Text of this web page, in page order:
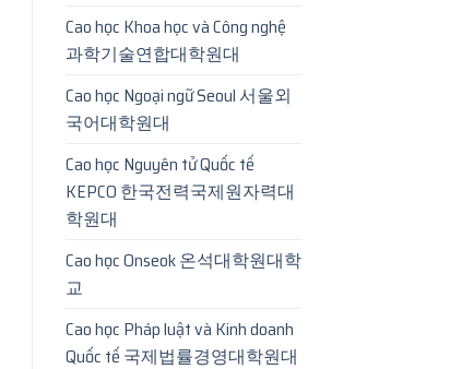
Cao học Khoa học và Công nghệ
과학기술연합대학원대
Cao học Ngoại ngữ Seoul 서울외
국어대학원대
Cao học Nguyên tử Quốc tế
KEPCO 한국전력국제원자력대
학원대
Cao học Onseok 온석대학원대학
교
Cao học Pháp luật và Kinh doanh
Quốc tế 국제법률경영대학원대